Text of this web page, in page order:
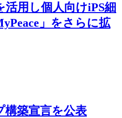
用し個人向けiPS細
」をさらに拡
構築宣言を公表